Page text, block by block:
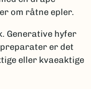
om råtne epler.
Generative hyfer
er det
eller kvaeaktige